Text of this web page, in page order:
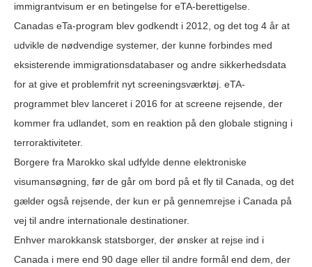
immigrantvisum er en betingelse for eTA-berettigelse.
Canadas eTa-program blev godkendt i 2012, og det tog 4 år at
udvikle de nødvendige systemer, der kunne forbindes med
eksisterende immigrationsdatabaser og andre sikkerhedsdata
for at give et problemfrit nyt screeningsværktøj. eTA-
programmet blev lanceret i 2016 for at screene rejsende, der
kommer fra udlandet, som en reaktion på den globale stigning i
terroraktiviteter.
Borgere fra Marokko skal udfylde denne elektroniske
visumansøgning, før de går om bord på et fly til Canada, og det
gælder også rejsende, der kun er på gennemrejse i Canada på
vej til andre internationale destinationer.
Enhver marokkansk statsborger, der ønsker at rejse ind i
Canada i mere end 90 dage eller til andre formål end dem, der